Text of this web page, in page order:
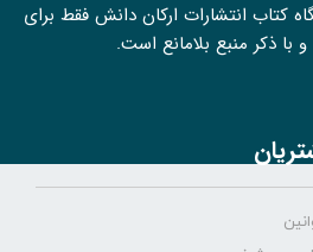
کتاب انتشارات ارکان دانش فقط برای
با ذکر منبع بلامانع است.